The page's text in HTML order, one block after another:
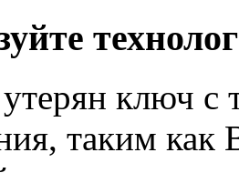
ключ с
таким как